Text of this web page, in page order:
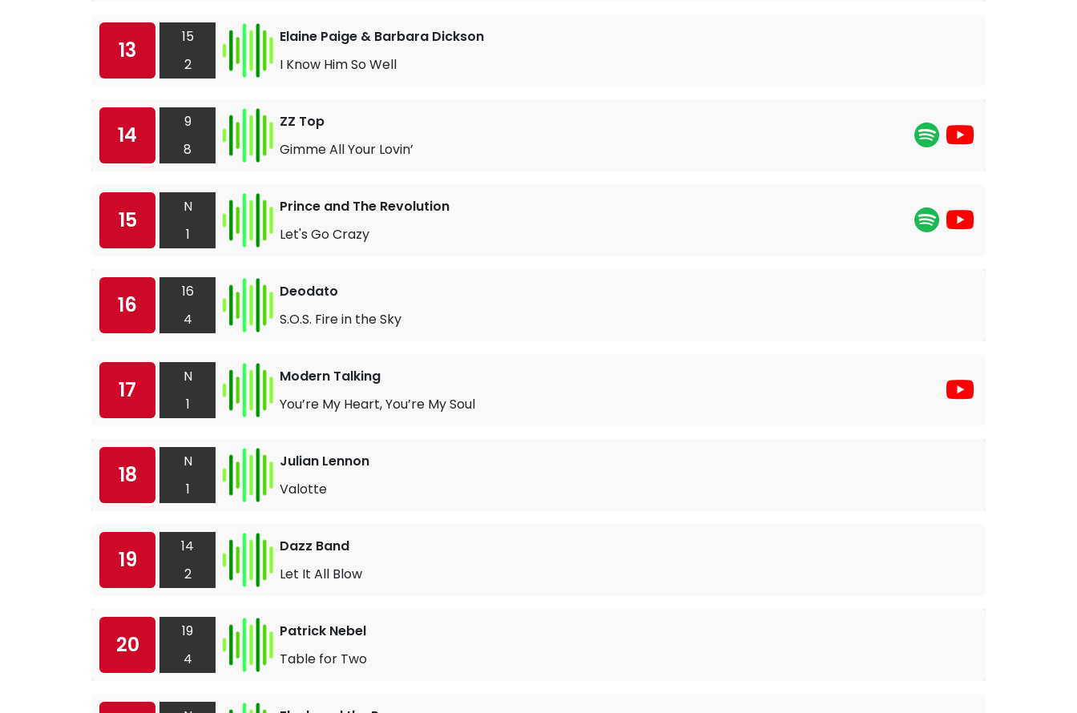
13
15
2
Elaine Paige & Barbara Dickson
I Know Him So Well
14
9
8
ZZ Top
Gimme All Your Lovin’
15
N
1
Prince and The Revolution
Let's Go Crazy
16
16
4
Deodato
S.O.S. Fire in the Sky
17
N
1
Modern Talking
You’re My Heart, You’re My Soul
18
N
1
Julian Lennon
Valotte
19
14
2
Dazz Band
Let It All Blow
20
19
4
Patrick Nebel
Table for Two